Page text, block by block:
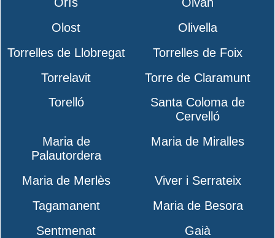
Olost
Olivella
Torrelles de Llobregat
Torrelles de Foix
Torrelavit
Torre de Claramunt
Torelló
Santa Coloma de
Cervelló
Maria de
Palautordera
Maria de Miralles
Maria de Merlès
Viver i Serrateix
Tagamanent
Maria de Besora
Sentmenat
Gaià